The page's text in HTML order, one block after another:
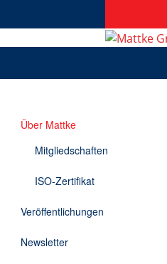
Applikationen
Informationen
Über Mattke
Mitgliedschaften
ISO-Zertifikat
Veröffentlichungen
Newsletter